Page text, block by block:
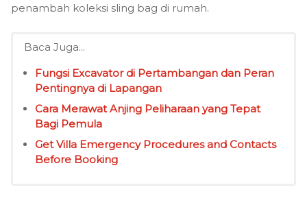
penambah koleksi sling bag di rumah.
Baca Juga...
Fungsi Excavator di Pertambangan dan Peran
Pentingnya di Lapangan
Cara Merawat Anjing Peliharaan yang Tepat
Bagi Pemula
Get Villa Emergency Procedures and Contacts
Before Booking